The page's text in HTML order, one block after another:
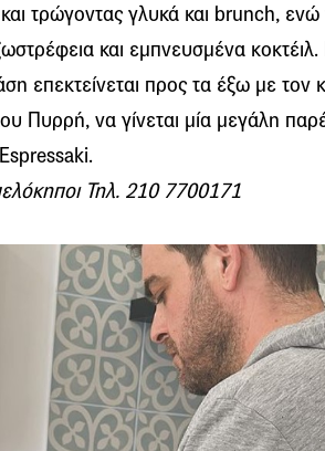
τρώγοντας γλυκά και brunch, ενώ
και εμπνευσμένα
επεκτείνεται προς τα έξω με τον
Πυρρή, να γίνεται μία μεγάλη
Τηλ. 210 7700171